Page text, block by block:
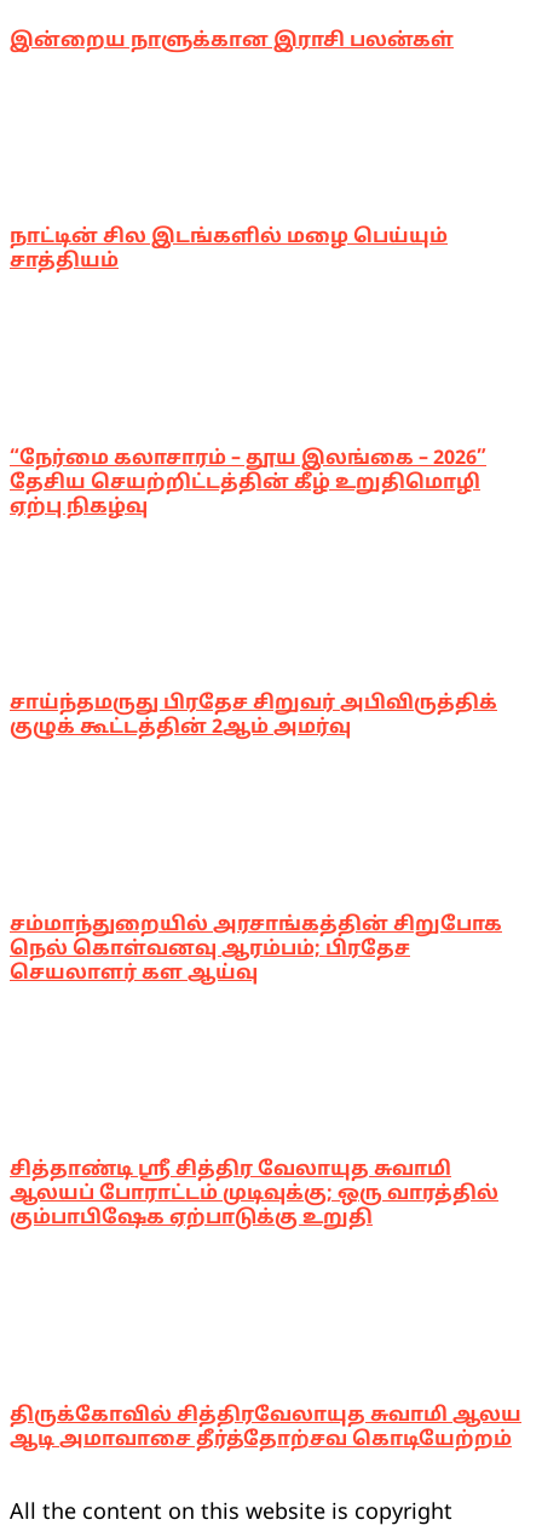
இன்றைய நாளுக்கான இராசி பலன்கள்
நாட்டின் சில இடங்களில் மழை பெய்யும்
சாத்தியம்
“நேர்மை கலாசாரம் – தூய இலங்கை – 2026”
தேசிய செயற்றிட்டத்தின் கீழ் உறுதிமொழி
ஏற்பு நிகழ்வு
சாய்ந்தமருது பிரதேச சிறுவர் அபிவிருத்திக்
குழுக் கூட்டத்தின் 2ஆம் அமர்வு
சம்மாந்துறையில் அரசாங்கத்தின் சிறுபோக
நெல் கொள்வனவு ஆரம்பம்; பிரதேச
செயலாளர் கள ஆய்வு
சித்தாண்டி ஸ்ரீ சித்திர வேலாயுத சுவாமி
ஆலயப் போராட்டம் முடிவுக்கு; ஒரு வாரத்தில்
கும்பாபிஷேக ஏற்பாடுக்கு உறுதி
திருக்கோவில் சித்திரவேலாயுத சுவாமி ஆலய
ஆடி அமாவாசை தீர்த்தோற்சவ கொடியேற்றம்
All the content on this website is copyright